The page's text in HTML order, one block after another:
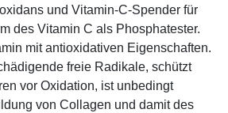
und Vitamin-C-Spender für
des Vitamin C als Phosphatester.
mit antioxidativen Eigenschaften.
freie Radikale, schützt
vor Oxidation, ist unbedingt
von Collagen und damit des